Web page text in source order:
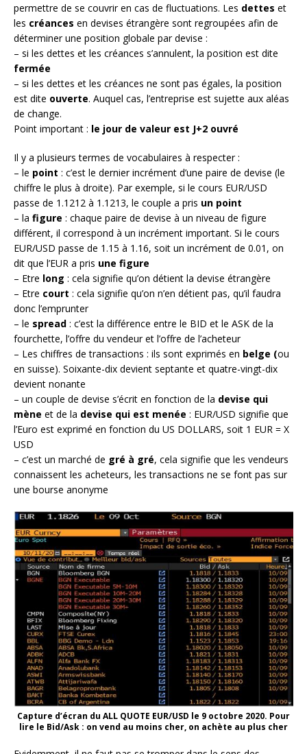
permettre de se couvrir en cas de fluctuations. Les dettes et
les créances en devises étrangère sont regroupées afin de
déterminer une position globale par devise :
– si les dettes et les créances s’annulent, la position est dite
fermée
– si les dettes et les créances ne sont pas égales, la position
est dite ouverte. Auquel cas, l’entreprise est sujette aux aléas
de change.
Point important : le jour de valeur est J+2 ouvré
Il y a plusieurs termes de vocabulaires à respecter :
– le point : c’est le dernier incrément d’une paire de devise (le
chiffre le plus à droite). Par exemple, si le cours EUR/USD
passe de 1.1212 à 1.1213, le couple a pris un point
– la figure : chaque paire de devise à un niveau de figure
différent, il correspond à un incrément important. Si le cours
EUR/USD passe de 1.15 à 1.16, soit un incrément de 0.01, on
dit que l’EUR a pris une figure
– Etre long : cela signifie qu’on détient la devise étrangère
– Etre court : cela signifie qu’on n’en détient pas, qu’il faudra
donc l’emprunter
– le spread : c’est la différence entre le BID et le ASK de la
fourchette, l’offre du vendeur et l’offre de l’acheteur
– Les chiffres de transactions : ils sont exprimés en belge (ou
en suisse). Soixante-dix devient septante et quatre-vingt-dix
devient nonante
– un couple de devise s’écrit en fonction de la devise qui
mène et de la devise qui est menée : EUR/USD signifie que
l’Euro est exprimé en fonction du US DOLLARS, soit 1 EUR = X
USD
– c’est un marché de gré à gré, cela signifie que les vendeurs
connaissent les acheteurs, les transactions ne se font pas sur
une bourse anonyme
Capture d’écran du ALL QUOTE EUR/USD le 9 octobre 2020. Pour
lire le Bid/Ask : on vend au moins cher, on achète au plus cher